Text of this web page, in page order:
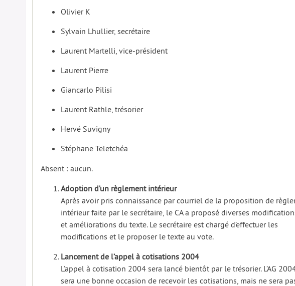
Olivier K
Sylvain Lhullier, secrétaire
Laurent Martelli, vice-président
Laurent Pierre
Giancarlo Pilisi
Laurent Rathle, trésorier
Hervé Suvigny
Stéphane Teletchéa
Absent : aucun.
Adoption d’un règlement intérieur
Après avoir pris connaissance par courriel de la proposition de
intérieur faite par le secrétaire, le CA a proposé diverses
et améliorations du texte. Le secrétaire est chargé d’effectuer les
modifications et le proposer le texte au vote.
Lancement de l’appel à cotisations 2004
L’appel à cotisation 2004 sera lancé bientôt par le trésorier. L’AG
sera une bonne occasion de recevoir les cotisations, mais ne sera